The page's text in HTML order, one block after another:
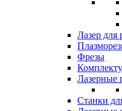
Лазер для
Фрезы
Лазерные
Станки